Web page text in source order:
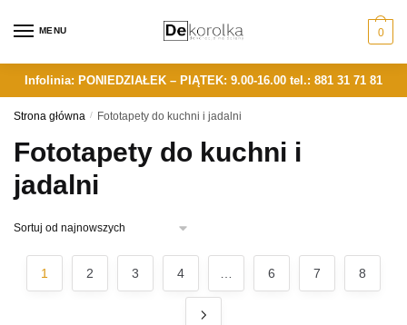
MENU 0
Infolinia: PONIEDZIAŁEK – PIĄTEK: 9.00-16.00 tel.: 881 31 71 81
Strona główna / Fototapety do kuchni i jadalni
Fototapety do kuchni i
jadalni
1 2 3 4 6 7 8